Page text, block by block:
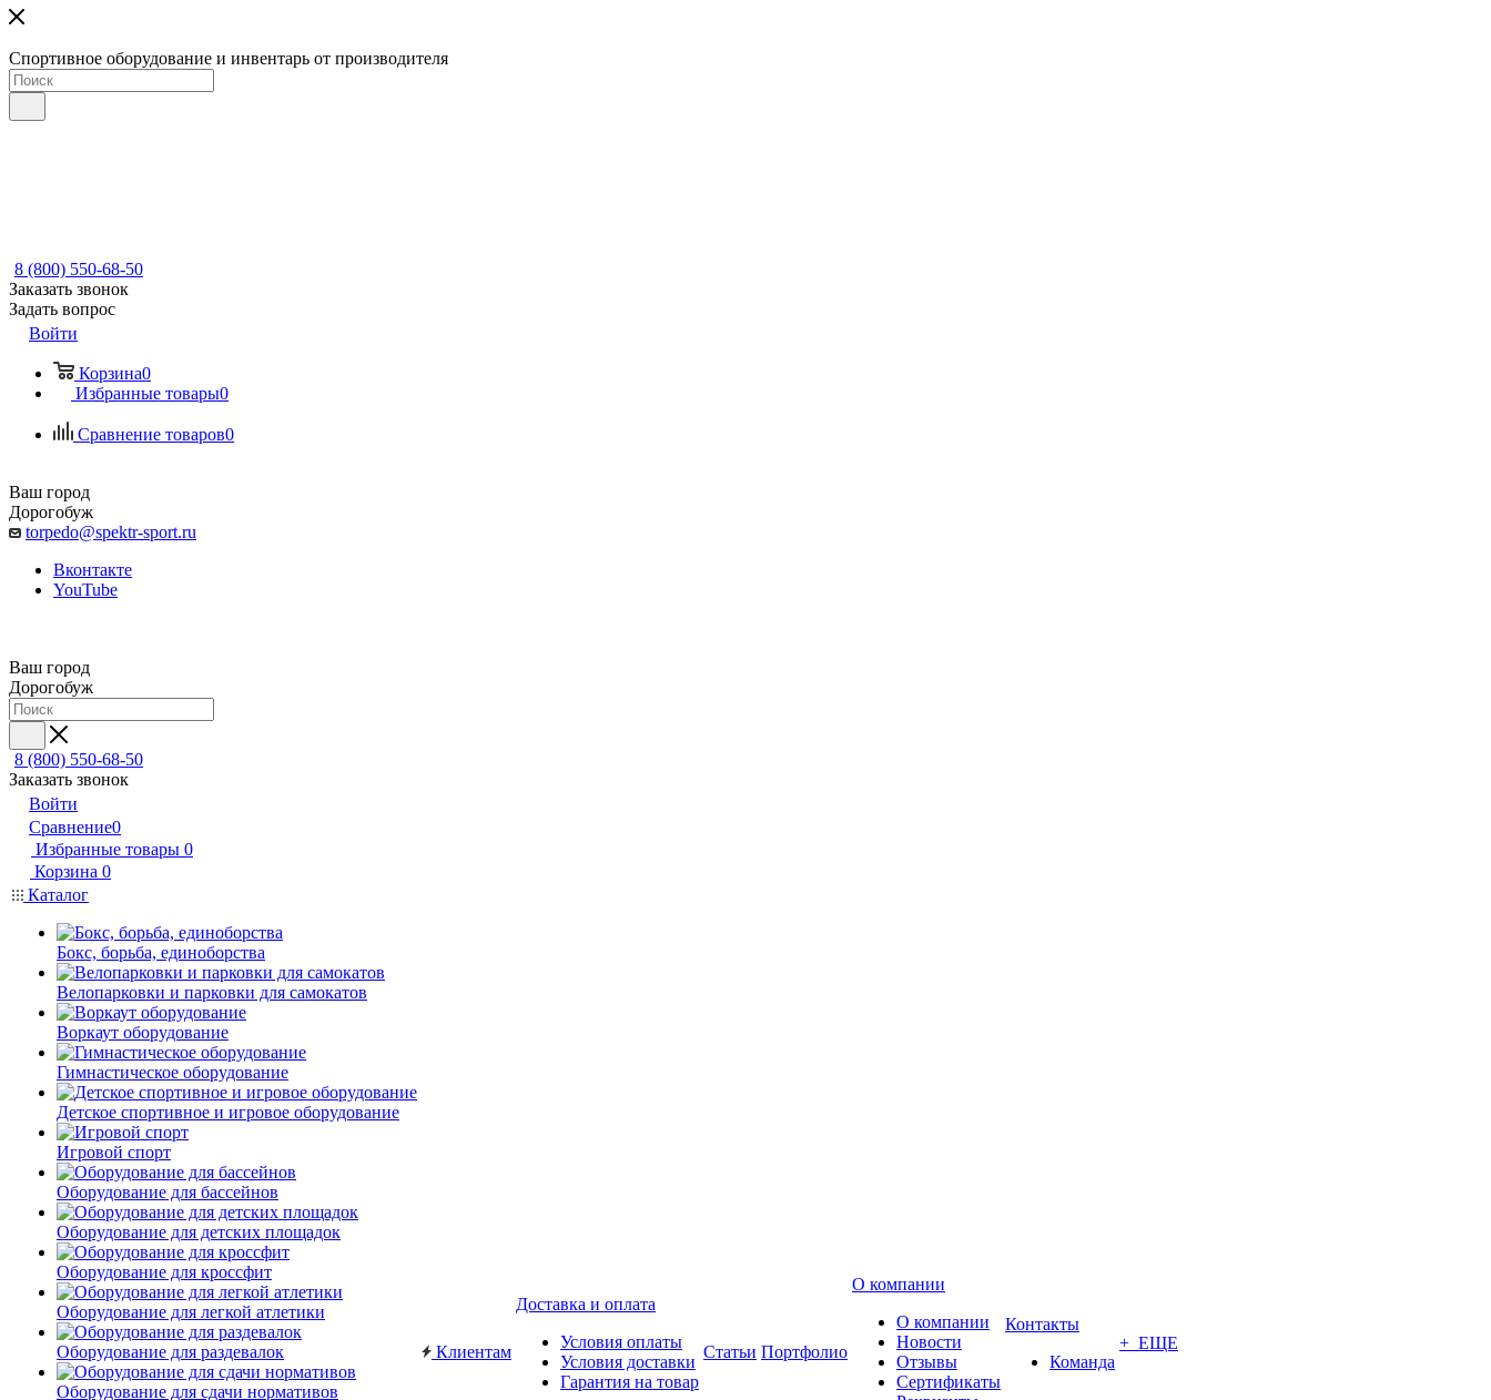
Спортивное оборудование и инвентарь от производителя
8 (800) 550-68-50
Заказать звонок
Задать вопрос
Войти
Корзина0
Избранные товары0
Сравнение товаров0
Ваш город
Дорогобуж
torpedo@spektr-sport.ru
Вконтакте
YouTube
Ваш город
Дорогобуж
8 (800) 550-68-50
Заказать звонок
Войти
Сравнение0
Избранные товары 0
Корзина 0
Каталог
Бокс, борьба, единоборства
Велопарковки и парковки для самокатов
Воркаут оборудование
Гимнастическое оборудование
Детское спортивное и игровое оборудование
Игровой спорт
Оборудование для бассейнов
Оборудование для детских площадок
Оборудование для кроссфит
Оборудование для легкой атлетики
Оборудование для раздевалок
Оборудование для сдачи нормативов
Клиентам
Доставка и оплата
Условия оплаты
Условия доставки
Гарантия на товар
Статьи Портфолио
О компании
О компании
Новости
Отзывы
Сертификаты
Контакты
Команда
+ ЕЩЕ